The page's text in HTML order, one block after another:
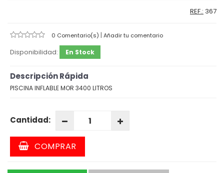
REF.: 367
0 Comentario(s) | Añadir tu comentario
Disponibilidad: En Stock
Descripción Rápida
PISCINA INFLABLE MOR 3400 LITROS
Cantidad:
COMPRAR